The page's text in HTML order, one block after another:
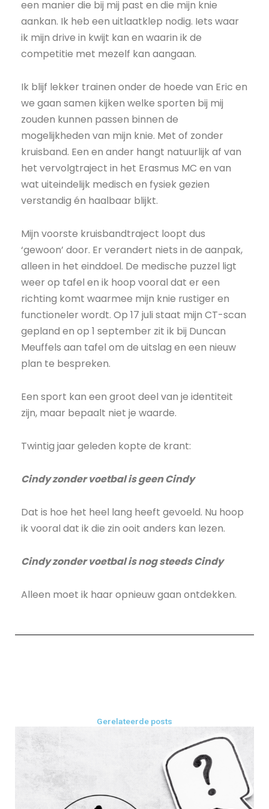
een manier die bij mij past en die mijn knie
aankan. Ik heb een uitlaatklep nodig. Iets waar
ik mijn drive in kwijt kan en waarin ik de
competitie met mezelf kan aangaan.
Ik blijf lekker trainen onder de hoede van Eric en
we gaan samen kijken welke sporten bij mij
zouden kunnen passen binnen de
mogelijkheden van mijn knie. Met of zonder
kruisband. Een en ander hangt natuurlijk af van
het vervolgtraject in het Erasmus MC en van
wat uiteindelijk medisch en fysiek gezien
verstandig én haalbaar blijkt.
Mijn voorste kruisbandtraject loopt dus
‘gewoon’ door. Er verandert niets in de aanpak,
alleen in het einddoel. De medische puzzel ligt
weer op tafel en ik hoop vooral dat er een
richting komt waarmee mijn knie rustiger en
functioneler wordt. Op 17 juli staat mijn CT-scan
gepland en op 1 september zit ik bij Duncan
Meuffels aan tafel om de uitslag en een nieuw
plan te bespreken.
Een sport kan een groot deel van je identiteit
zijn, maar bepaalt niet je waarde.
Twintig jaar geleden kopte de krant:
Cindy zonder voetbal is geen Cindy
Dat is hoe het heel lang heeft gevoeld. Nu hoop
ik vooral dat ik die zin ooit anders kan lezen.
Cindy zonder voetbal is nog steeds Cindy
Alleen moet ik haar opnieuw gaan ontdekken.
Gerelateerde posts